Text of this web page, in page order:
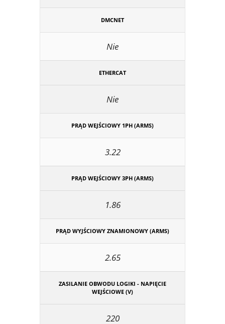
DMCNET
Nie
ETHERCAT
Nie
PRĄD WEJŚCIOWY 1PH (ARMS)
3.22
PRĄD WEJŚCIOWY 3PH (ARMS)
1.86
PRĄD WYJŚCIOWY ZNAMIONOWY (ARMS)
2.65
ZASILANIE OBWODU LOGIKI - NAPIĘCIE
WEJŚCIOWE (V)
220